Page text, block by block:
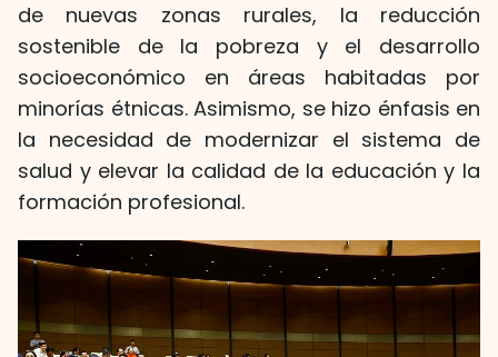
de nuevas zonas rurales, la reducción
sostenible de la pobreza y el desarrollo
socioeconómico en áreas habitadas por
minorías étnicas. Asimismo, se hizo énfasis en
la necesidad de modernizar el sistema de
salud y elevar la calidad de la educación y la
formación profesional.